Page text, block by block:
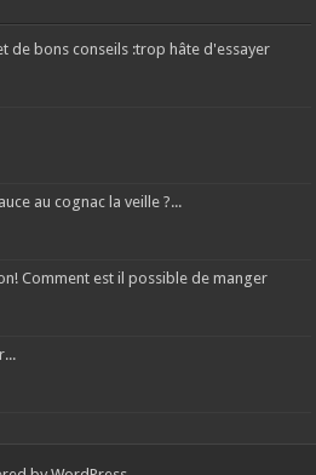
de bons conseils :trop hâte d'essayer
au cognac la veille ?...
Comment est il possible de manger